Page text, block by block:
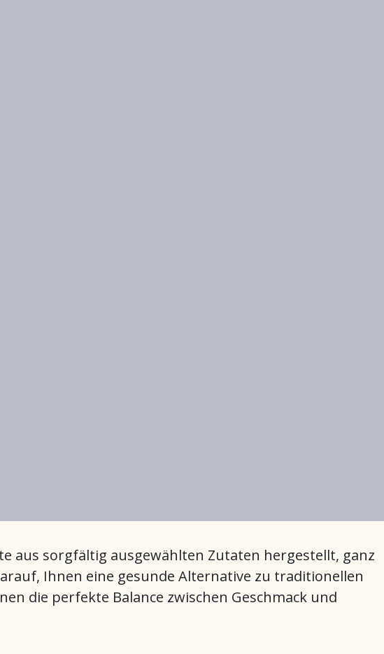
aus sorgfältig ausgewählten Zutaten hergestellt, ganz
Ihnen eine gesunde Alternative zu traditionellen
die perfekte Balance zwischen Geschmack und